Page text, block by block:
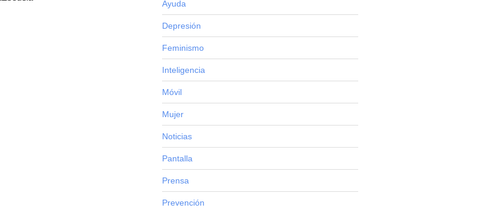
Ayuda
Depresión
Feminismo
Inteligencia
Móvil
Mujer
Noticias
Pantalla
Prensa
Prevención